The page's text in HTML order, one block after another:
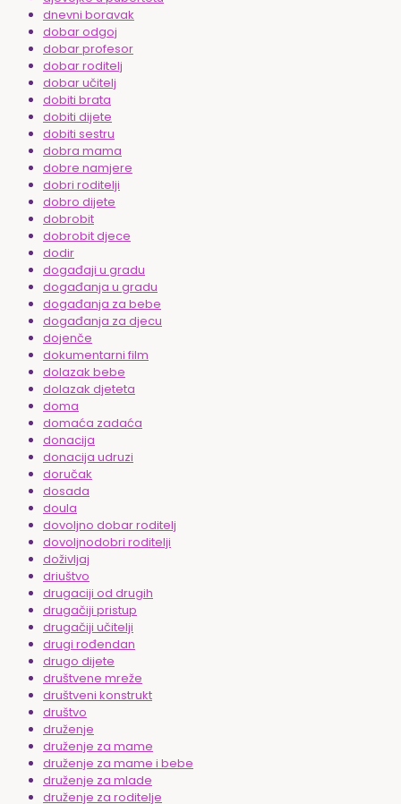
dnevni boravak
dobar odgoj
dobar profesor
dobar roditelj
dobar učitelj
dobiti brata
dobiti dijete
dobiti sestru
dobra mama
dobre namjere
dobri roditelji
dobro dijete
dobrobit
dobrobit djece
dodir
događaji u gradu
događanja u gradu
događanja za bebe
događanja za djecu
dojenče
dokumentarni film
dolazak bebe
dolazak djeteta
doma
domaća zadaća
donacija
donacija udruzi
doručak
dosada
doula
dovoljno dobar roditelj
dovoljnodobri roditelji
doživljaj
driuštvo
drugaciji od drugih
drugačiji pristup
drugačiji učitelji
drugi rođendan
drugo dijete
društvene mreže
društveni konstrukt
društvo
druženje
druženje za mame
druženje za mame i bebe
druženje za mlade
druženje za roditelje